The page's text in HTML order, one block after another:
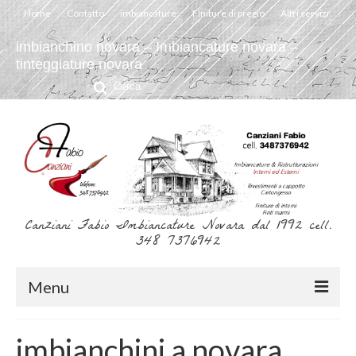
Home Contatto imbiancature Finiture di pregio Altri servizi
imbianchino novara – Imbiancature novara –
tinteggiature novara
Cerca:
Canziani Fabio Imbiancature Novara dal 1992 cell.
348 7376942
Menu